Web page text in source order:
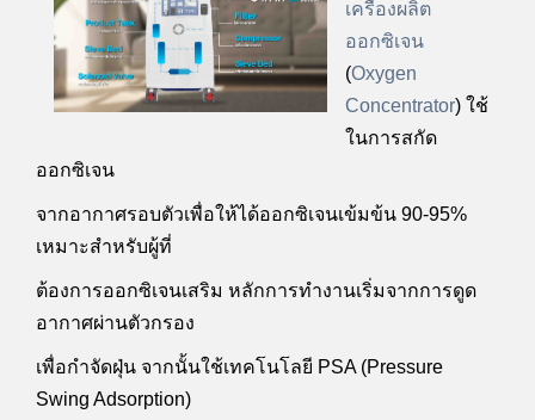
เครื่องผลิต
ออกซิเจน
(Oxygen
Concentrator) ใช้
ในการสกัด
ออกซิเจน
จากอากาศรอบตัวเพื่อให้ได้ออกซิเจนเข้มข้น 90-95%
เหมาะสำหรับผู้ที่
ต้องการออกซิเจนเสริม หลักการทำงานเริ่มจากการดูด
อากาศผ่านตัวกรอง
เพื่อกำจัดฝุ่น จากนั้นใช้เทคโนโลยี PSA (Pressure
Swing Adsorption)